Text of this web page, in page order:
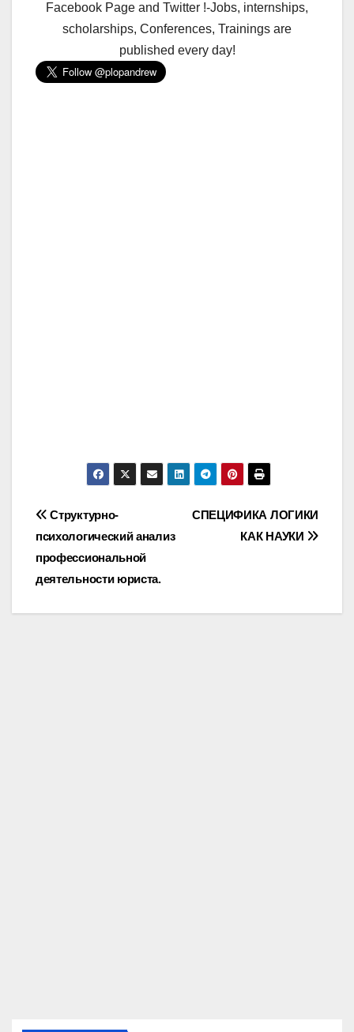
Facebook Page and Twitter !-Jobs, internships,
scholarships, Conferences, Trainings are
published every day!
Post
navigation
СПЕЦИФИКА ЛОГИКИ
КАК НАУКИ
Структурно-
психологический анализ
профессиональной
деятельности юриста.